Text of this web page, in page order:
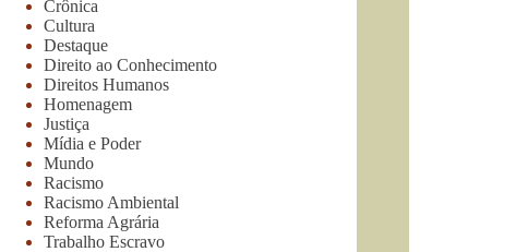
Crônica
Cultura
Destaque
Direito ao Conhecimento
Direitos Humanos
Homenagem
Justiça
Mídia e Poder
Mundo
Racismo
Racismo Ambiental
Reforma Agrária
Trabalho Escravo